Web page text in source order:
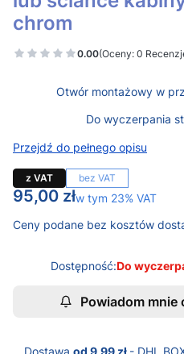
chrom
0.00(Oceny: 0
Otwór montażowy w
Do wyczerpania
Przejdź do pełnego opisu
z VAT bez VAT
Cena
95,00 złw tym 23% VAT
w tym 23% VAT
Ceny podane bez kosztów
Dostępność:Do
Powiadom
Dostawaod 9,99 zł - DHL